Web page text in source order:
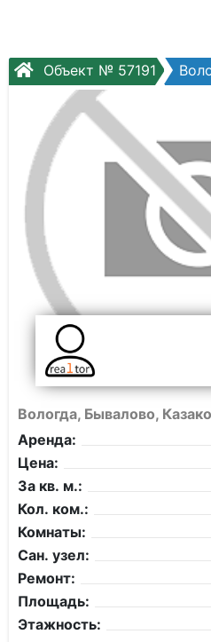
Объект № 57191
Вологда, Бывалово,
Аренда:
Цена:
За кв. м.:
Кол. ком.:
Комнаты:
Сан. узел:
Ремонт:
Площадь:
Этажность: